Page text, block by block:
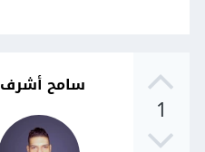
1
سامح أشرف